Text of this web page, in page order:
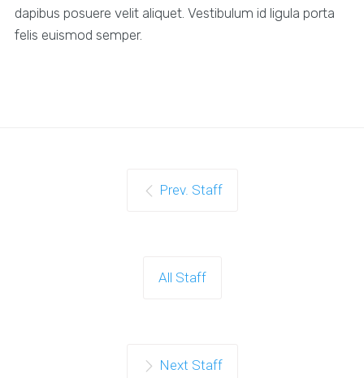
dapibus posuere velit aliquet. Vestibulum id ligula porta
felis euismod semper.
Prev. Staff
All Staff
Next Staff